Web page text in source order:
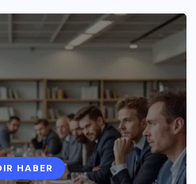
HABER